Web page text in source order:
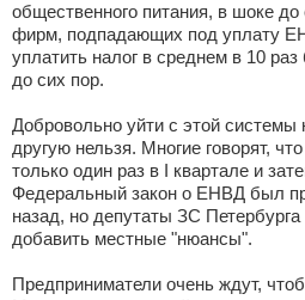
общественного питания, в шоке
фирм, подпадающих под уплату
уплатить налог в среднем в 10
до сих пор.
Добровольно уйти с этой системы
другую нельзя. Многие говорят,
только один раз в I квартале и
Федеральный закон о ЕНВД был
назад, но депутаты ЗС
добавить местные "нюансы".
Предприниматели очень ждут,